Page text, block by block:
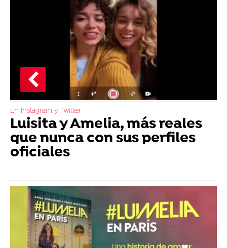
En Instagram y Twitter
Luisita y Amelia, más reales
que nunca con sus perfiles
oficiales